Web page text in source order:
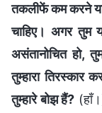
तकलीफें कम करने
चाहिए। अगर तुम
असंतानोचित हो,
तुम्हारा तिरस्कार
तुम्हारे बोझ हैं?